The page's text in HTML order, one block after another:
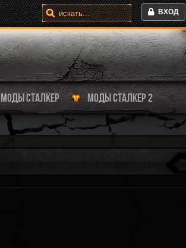
ВХОД
МОДЫ СТАЛКЕР МОДЫ СТАЛКЕР 2